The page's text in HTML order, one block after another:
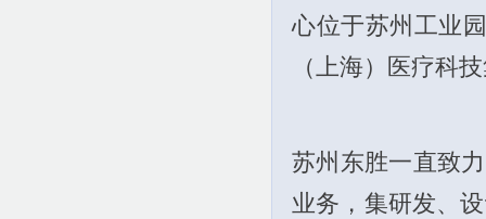
心位于苏州工业
（上海）医疗科
苏州东胜一直致
业务，集研发、